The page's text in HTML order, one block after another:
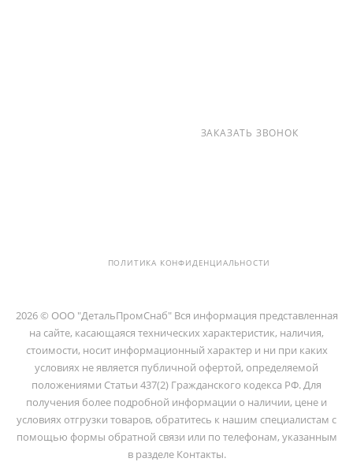
ЗАКАЗАТЬ ЗВОНОК
ПОЛИТИКА КОНФИДЕНЦИАЛЬНОСТИ
2026 © ООО "ДетальПромСнаб" Вся информация представленная
на сайте, касающаяся технических характеристик, наличия,
стоимости, носит информационный характер и ни при каких
условиях не является публичной офертой, определяемой
положениями Статьи 437(2) Гражданского кодекса РФ. Для
получения более подробной информации о наличии, цене и
условиях отгрузки товаров, обратитесь к нашим специалистам с
помощью формы обратной связи или по телефонам, указанным
в разделе Контакты.